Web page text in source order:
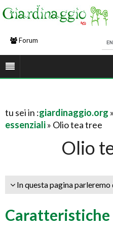
Forum
tu sei in :giardinaggio.org »
essenziali» Olio tea tree
Olio
In questa pagina parleremo